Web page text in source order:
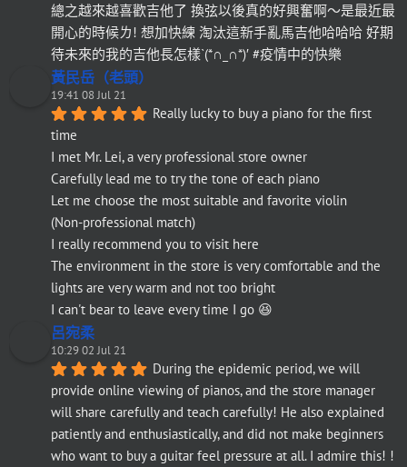
總之越來越喜歡吉他了 換弦以後真的好興奮啊～是最近最
開心的時候ㄌ! 想加快練 淘汰這新手亂馬吉他哈哈哈 好期
待未來的我的吉他長怎樣`(*∩_∩*)′ #疫情中的快樂
黃民岳（老頭）
19:41 08 Jul 21
Really lucky to buy a piano for the first
time
I met Mr. Lei, a very professional store owner
Carefully lead me to try the tone of each piano
Let me choose the most suitable and favorite violin
(Non-professional match)
I really recommend you to visit here
The environment in the store is very comfortable and the
lights are very warm and not too bright
I can't bear to leave every time I go 😆
呂宛柔
10:29 02 Jul 21
During the epidemic period, we will
provide online viewing of pianos, and the store manager
will share carefully and teach carefully! He also explained
patiently and enthusiastically, and did not make beginners
who want to buy a guitar feel pressure at all. I admire this! !